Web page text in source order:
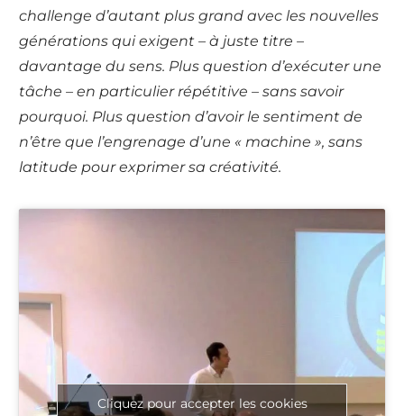
challenge d’autant plus grand avec les nouvelles
générations qui exigent – à juste titre –
davantage du sens. Plus question d’exécuter une
tâche – en particulier répétitive – sans savoir
pourquoi. Plus question d’avoir le sentiment de
n’être que l’engrenage d’une « machine », sans
latitude pour exprimer sa créativité.
Cliquez pour accepter les cookies